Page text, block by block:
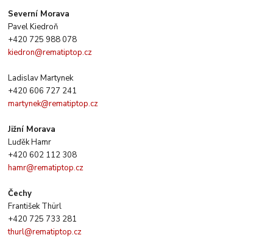
Severní Morava
Pavel Kiedroň
+420 725 988 078
kiedron@rematiptop.cz
Ladislav Martynek
+420 606 727 241
martynek@rematiptop.cz
Jižní Morava
Luďěk Hamr
+420 602 112 308
hamr@rematiptop.cz
Čechy
František Thürl
+420 725 733 281
thurl@rematiptop.cz